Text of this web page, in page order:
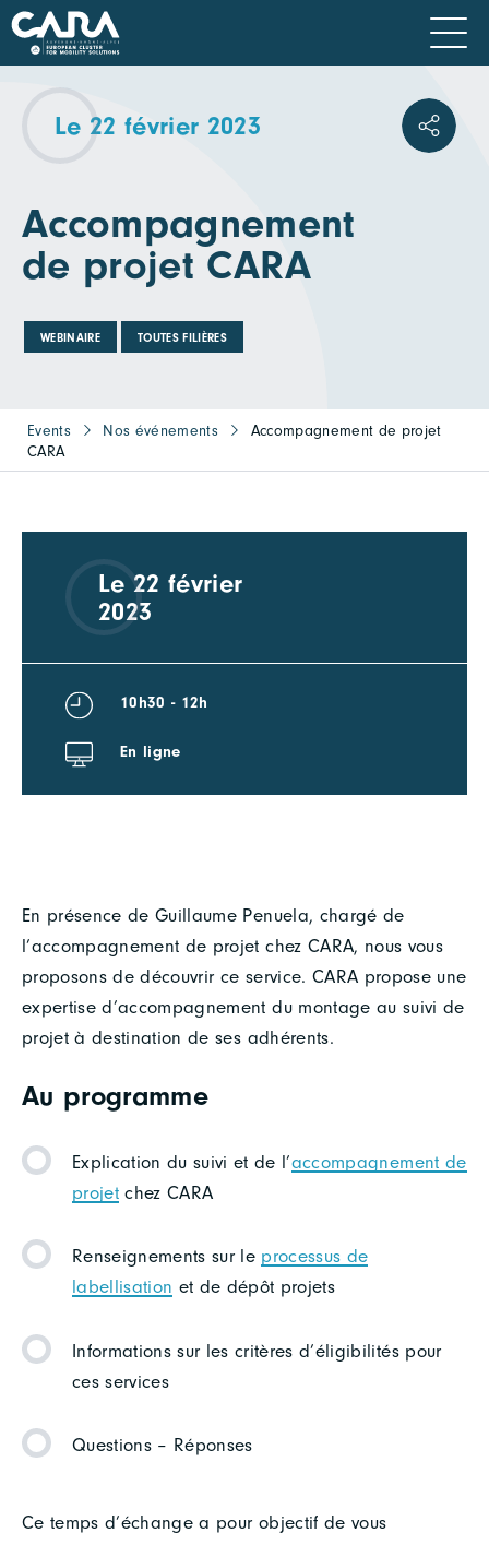
Le 22 février 2023
Accompagnement
de projet CARA
WEBINAIRE TOUTES FILIÈRES
Events Nos événements
Accompagnement de projet
CARA
En présence de Guillaume Penuela, chargé de
l’accompagnement de projet chez CARA, nous vous
proposons de découvrir ce service. CARA propose une
expertise d’accompagnement du montage au suivi de
projet à destination de ses adhérents.
Au programme
Explication du suivi et de l’accompagnement de
projetchez CARA
Renseignements sur le processus de
labellisation et de dépôt projets
Informations sur les critères d’éligibilités pour
ces services
Questions – Réponses
Ce temps d’échange a pour objectif de vous
Le 22 février
2023
10h30 - 12h
En ligne